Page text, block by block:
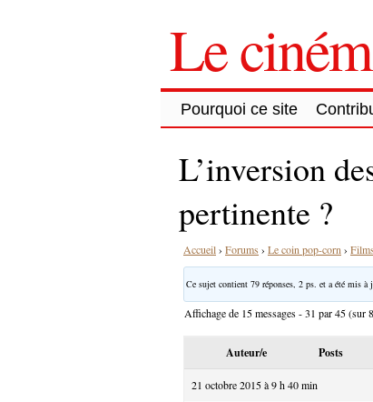
Le
Pourquoi ce site
L’inversion
pertinente ?
Accueil› Forums › Le coin pop-corn › Films
Ce sujet contient 79 réponses, 2 ps. et a été mis
Affichage de 15 messages - 31 par 45 (sur
Auteur/e Posts
21 octobre 2015 à 9 h 40 min